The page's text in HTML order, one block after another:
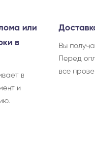
или
в
в
и
Вы
Перед
все